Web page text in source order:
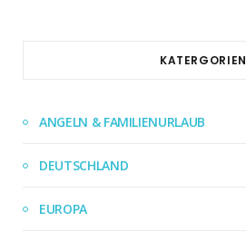
KATERGORIEN
ANGELN & FAMILIENURLAUB
DEUTSCHLAND
EUROPA